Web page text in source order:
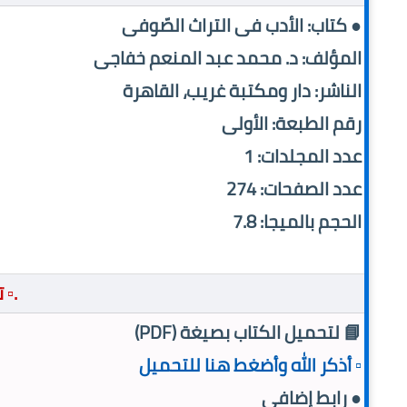
● كتاب: الأدب فى التراث الصّوفى
المؤلف: د. محمد عبد المنعم خفاجى
الناشر: دار ومكتبة غريب، القاهرة
رقم الطبعة: الأولى
عدد المجلدات: 1
عدد الصفحات: 274
الحجم بالميجا: 7.8
📘 لتحميل الكتاب بصيغة (PDF)
▫️ أذكر الله وأضغط هنا للتحميل
● رابط إضافى